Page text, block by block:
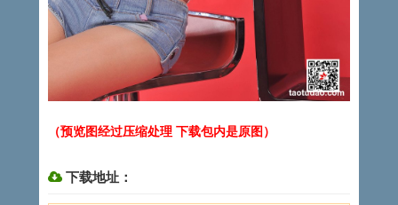
（预览图经过压缩处理 下载包内是原图）
下载地址：